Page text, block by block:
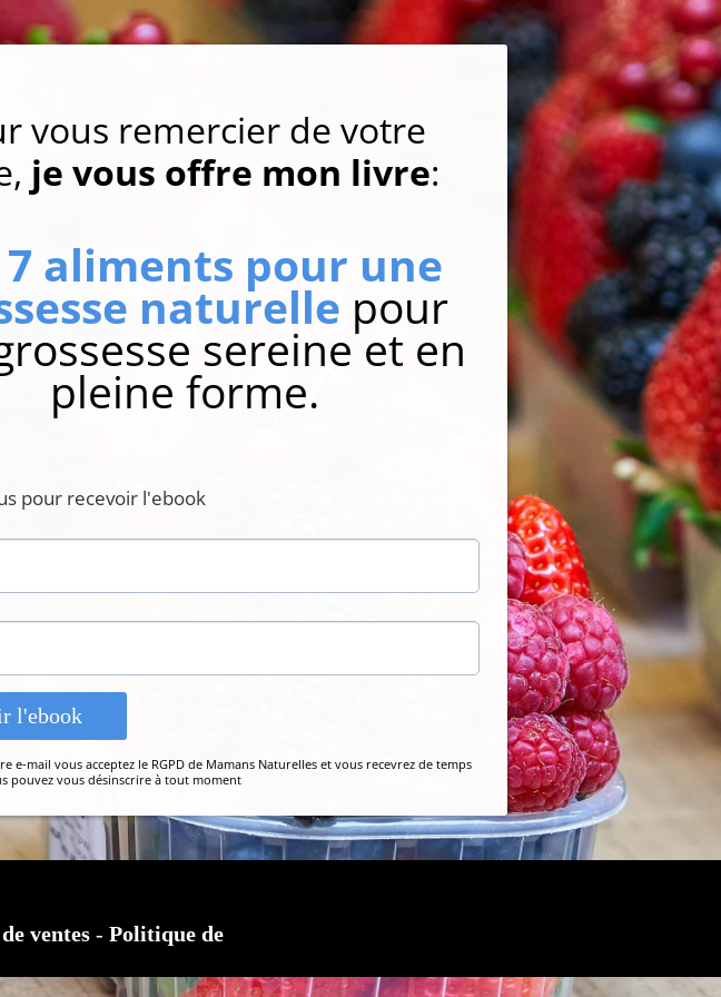
vous remercier de votre
je vous offre mon livre:
7 aliments pour une
naturelle pour
sereine et en
pleine forme.
pour recevoir l'ebook
l'ebook
e-mail vous acceptez le RGPD de Mamans Naturelles et vous recevrez de temps
pouvez vous désinscrire à tout moment
ventes - Politique de